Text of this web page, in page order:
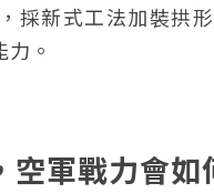
採新式工法加裝拱
。
軍戰力會如